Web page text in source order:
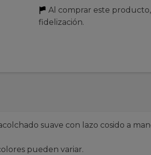
Al comprar este
fidelización.
suave con lazo cosido a
pueden variar.